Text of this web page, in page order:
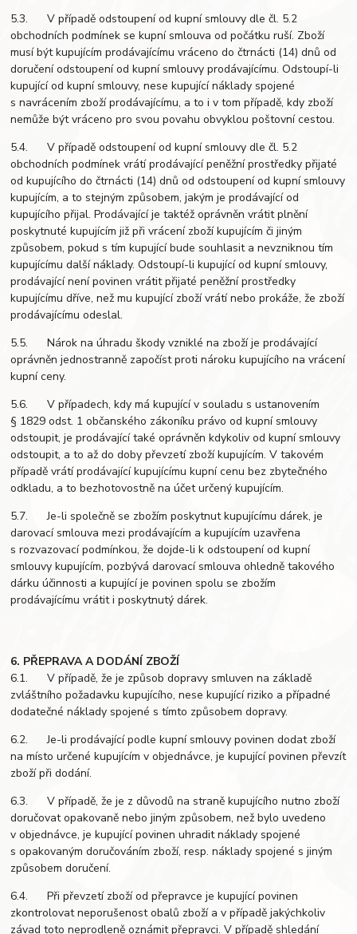
5.3. V případě odstoupení od kupní smlouvy dle čl. 5.2
obchodních podmínek se kupní smlouva od počátku ruší. Zboží
musí být kupujícím prodávajícímu vráceno do čtrnácti (14) dnů od
doručení odstoupení od kupní smlouvy prodávajícímu. Odstoupí-li
kupující od kupní smlouvy, nese kupující náklady spojené
s navrácením zboží prodávajícímu, a to i v tom případě, kdy zboží
nemůže být vráceno pro svou povahu obvyklou poštovní cestou.
5.4. V případě odstoupení od kupní smlouvy dle čl. 5.2
obchodních podmínek vrátí prodávající peněžní prostředky přijaté
od kupujícího do čtrnácti (14) dnů od odstoupení od kupní smlouvy
kupujícím, a to stejným způsobem, jakým je prodávající od
kupujícího přijal. Prodávající je taktéž oprávněn vrátit plnění
poskytnuté kupujícím již při vrácení zboží kupujícím či jiným
způsobem, pokud s tím kupující bude souhlasit a nevzniknou tím
kupujícímu další náklady. Odstoupí-li kupující od kupní smlouvy,
prodávající není povinen vrátit přijaté peněžní prostředky
kupujícímu dříve, než mu kupující zboží vrátí nebo prokáže, že zboží
prodávajícímu odeslal.
5.5. Nárok na úhradu škody vzniklé na zboží je prodávající
oprávněn jednostranně započíst proti nároku kupujícího na vrácení
kupní ceny.
5.6. V případech, kdy má kupující v souladu s ustanovením
§ 1829 odst. 1 občanského zákoníku právo od kupní smlouvy
odstoupit, je prodávající také oprávněn kdykoliv od kupní smlouvy
odstoupit, a to až do doby převzetí zboží kupujícím. V takovém
případě vrátí prodávající kupujícímu kupní cenu bez zbytečného
odkladu, a to bezhotovostně na účet určený kupujícím.
5.7. Je-li společně se zbožím poskytnut kupujícímu dárek, je
darovací smlouva mezi prodávajícím a kupujícím uzavřena
s rozvazovací podmínkou, že dojde-li k odstoupení od kupní
smlouvy kupujícím, pozbývá darovací smlouva ohledně takového
dárku účinnosti a kupující je povinen spolu se zbožím
prodávajícímu vrátit i poskytnutý dárek.
6. PŘEPRAVA A DODÁNÍ ZBOŽÍ
6.1. V případě, že je způsob dopravy smluven na základě
zvláštního požadavku kupujícího, nese kupující riziko a případné
dodatečné náklady spojené s tímto způsobem dopravy.
6.2. Je-li prodávající podle kupní smlouvy povinen dodat zboží
na místo určené kupujícím v objednávce, je kupující povinen převzít
zboží při dodání.
6.3. V případě, že je z důvodů na straně kupujícího nutno zboží
doručovat opakovaně nebo jiným způsobem, než bylo uvedeno
v objednávce, je kupující povinen uhradit náklady spojené
s opakovaným doručováním zboží, resp. náklady spojené s jiným
způsobem doručení.
6.4. Při převzetí zboží od přepravce je kupující povinen
zkontrolovat neporušenost obalů zboží a v případě jakýchkoliv
závad toto neprodleně oznámit přepravci. V případě shledání